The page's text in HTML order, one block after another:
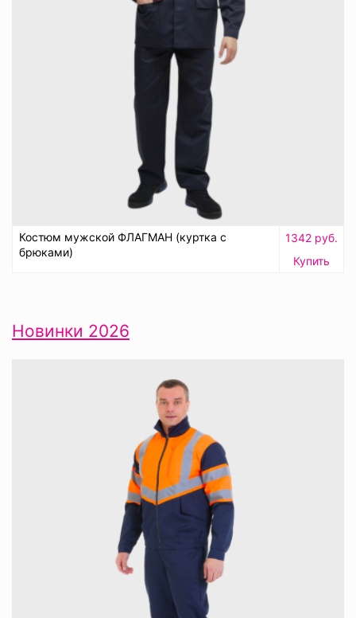
Костюм мужской ФЛАГМАН (куртка с
брюками)
1342 руб.
Купить
Новинки 2026